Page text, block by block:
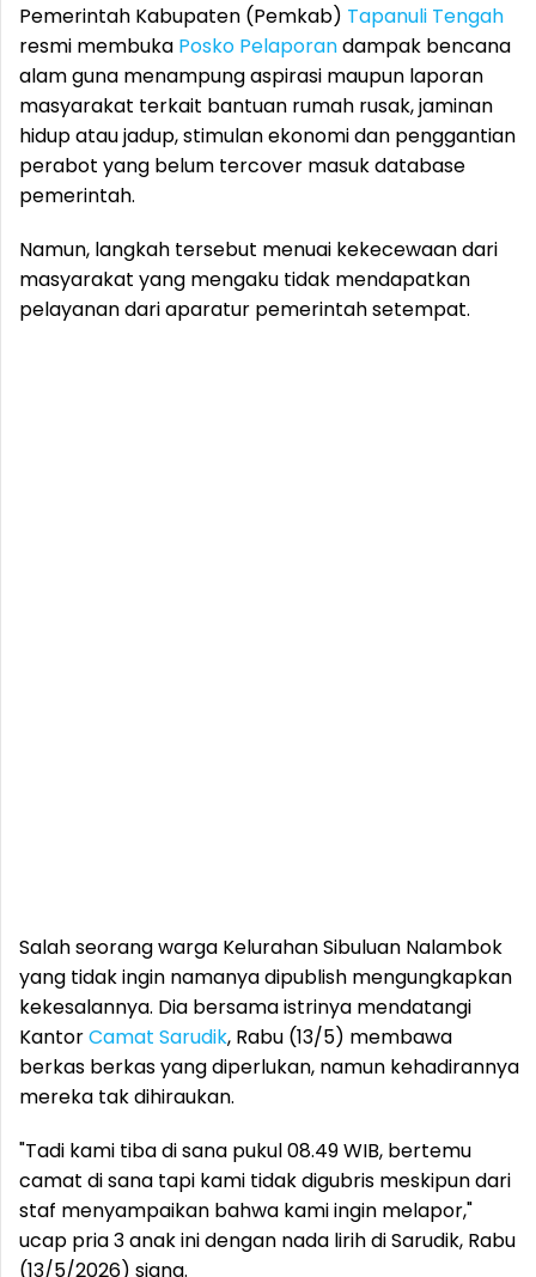
Pemerintah Kabupaten (Pemkab) Tapanuli Tengah
resmi membuka Posko Pelaporandampak bencana
alam guna menampung aspirasi maupun laporan
masyarakat terkait bantuan rumah rusak, jaminan
hidup atau jadup, stimulan ekonomi dan penggantian
perabot yang belum tercover masuk database
pemerintah.
Namun, langkah tersebut menuai kekecewaan dari
masyarakat yang mengaku tidak mendapatkan
pelayanan dari aparatur pemerintah setempat.
Salah seorang warga Kelurahan Sibuluan Nalambok
yang tidak ingin namanya dipublish mengungkapkan
kekesalannya. Dia bersama istrinya mendatangi
KantorCamat Sarudik, Rabu (13/5) membawa
berkas berkas yang diperlukan, namun kehadirannya
mereka tak dihiraukan.
"Tadi kami tiba di sana pukul 08.49 WIB, bertemu
camat di sana tapi kami tidak digubris meskipun dari
staf menyampaikan bahwa kami ingin melapor,"
ucap pria 3 anak ini dengan nada lirih di Sarudik, Rabu
(13/5/2026) siang.